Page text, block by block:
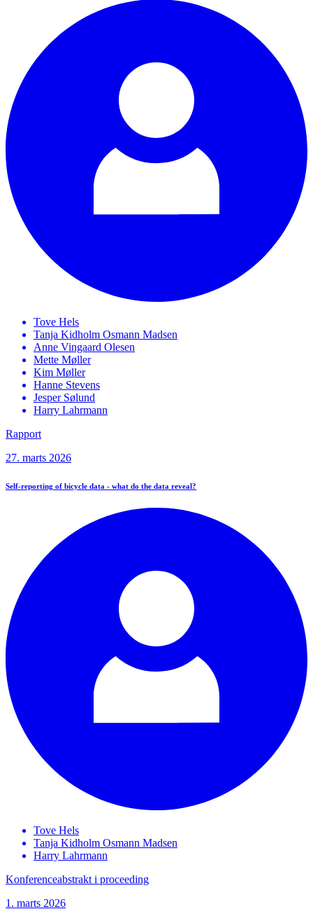
Tove Hels
Tanja Kidholm Osmann Madsen
Anne Vingaard Olesen
Mette Møller
Kim Møller
Hanne Stevens
Jesper Sølund
Harry Lahrmann
Rapport
27. marts 2026
Self-reporting of bicycle data - what do the data reveal?
Tove Hels
Tanja Kidholm Osmann Madsen
Harry Lahrmann
Konferenceabstrakt i proceeding
1. marts 2026